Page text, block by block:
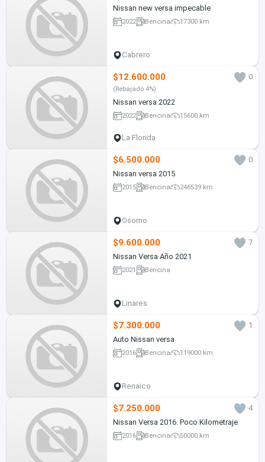
Nissan new versa impecable
2022 Bencina 17300 km
Cabrero
$12.600.000 0
(Rebajado 4%)
Nissan versa 2022
2022 Bencina 15600 km
La Florida
$6.500.000
0
Nissan versa 2015
2015 Bencina 246539 km
Osorno
$9.600.000
7
Nissan Versa Año 2021
2021 Bencina
Linares
$7.300.000
1
Auto Nissan versa
2016 Bencina 119000 km
Renaico
$7.250.000
4
Nissan Versa 2016. Poco Kilometraje
2016 Bencina 50000 km